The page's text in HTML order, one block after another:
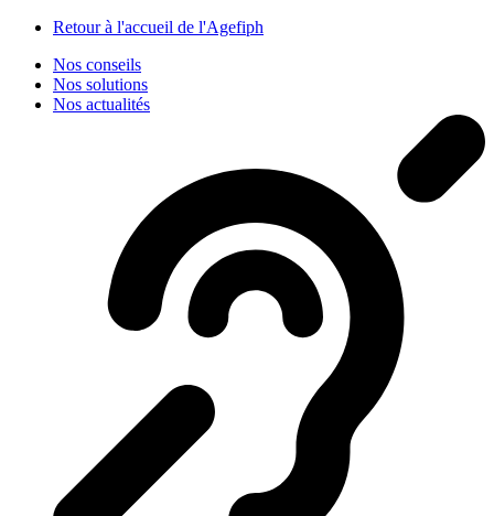
Retour à l'accueil de l'Agefiph
Nos conseils
Nos solutions
Nos actualités